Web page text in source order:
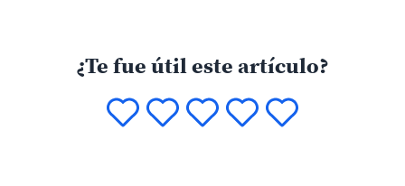
¿Te fue útil este artículo?